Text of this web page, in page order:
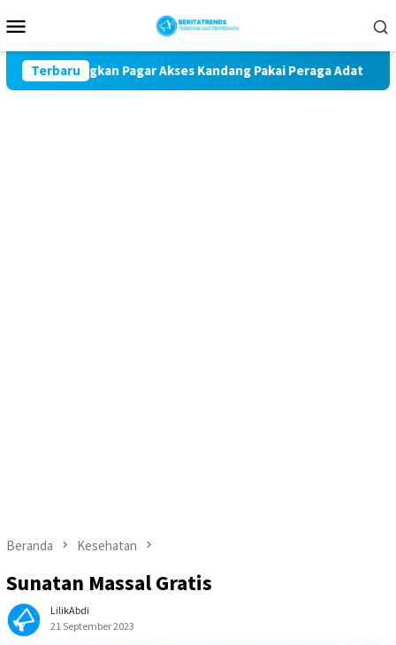
ke
Mobile
TerbaruPagar Akses Kandang Pakai Peraga Adat
Beranda Kesehatan
Sunatan Massal Gratis
LilikAbdi
21 September 2023